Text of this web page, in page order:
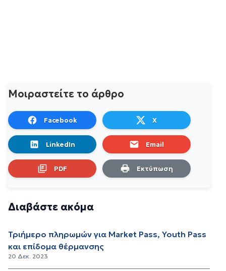
Μοιραστείτε το άρθρο
Facebook X
LinkedIn Email
PDF Εκτύπωση
Διαβάστε ακόμα
Τριήμερο πληρωμών για Market Pass, Youth Pass
και επίδομα θέρμανσης
20 Δεκ. 2023